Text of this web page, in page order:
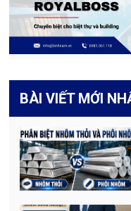
BÀI VIẾT MỚI